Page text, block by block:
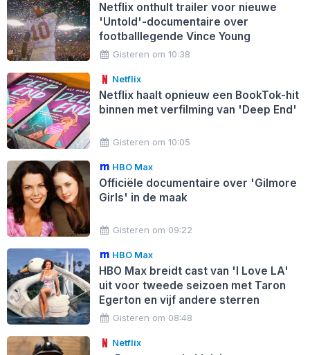
Netflix onthult trailer voor nieuwe
'Untold'-documentaire over
footballlegende Vince Young
Gisteren om 10:38
Netflix
Netflix haalt opnieuw een BookTok-hit
binnen met verfilming van 'Deep End'
Gisteren om 10:05
HBO Max
Officiële documentaire over 'Gilmore
Girls' in de maak
Gisteren om 09:22
HBO Max
HBO Max breidt cast van 'I Love LA'
uit voor tweede seizoen met Taron
Egerton en vijf andere sterren
Gisteren om 08:48
Netflix